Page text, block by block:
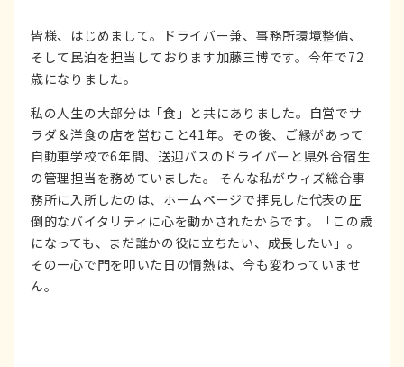
皆様、はじめまして。ドライバー兼、事務所環境整備、
そして民泊を担当しております加藤三博です。今年で72
歳になりました。
私の人生の大部分は「食」と共にありました。自営でサ
ラダ＆洋食の店を営むこと41年。その後、ご縁があって
自動車学校で6年間、送迎バスのドライバーと県外合宿生
の管理担当を務めていました。 そんな私がウィズ総合事
務所に入所したのは、ホームページで拝見した代表の圧
倒的なバイタリティに心を動かされたからです。「この歳
になっても、まだ誰かの役に立ちたい、成長したい」。
その一心で門を叩いた日の情熱は、今も変わっていませ
ん。